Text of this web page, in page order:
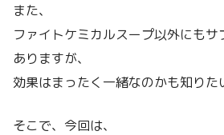
また、
ファイトケミカルスープ以外にも
ありますが、
効果はまったく一緒なのかも知りた
そこで、今回は、